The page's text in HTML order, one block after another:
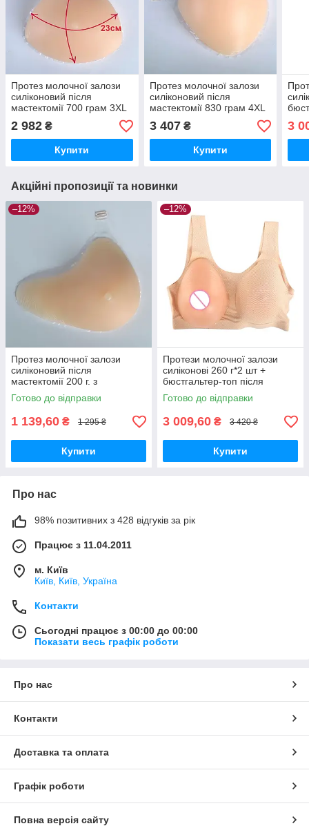
Протез молочної залози
силіконовий після
мастектомії 700 грам 3XL
18*15,5*9 чашка Е
2 982 ₴
Купити
Протез молочної залози
силіконовий після
мастектомії 830 грам 4XL
19*17*8 чашка ЇЇ
3 407₴
Купити
3
Акційні пропозиції та новинки
–12%
Протез молочної залози
силіконовий після
мастектомії 200 г. з
подовженням до пахви права
Готово до відправки
1 139,60 ₴ 1 295 ₴
Купити
–12%
Протези молочної залози
силіконові 260 г*2 шт +
бюстгальтер-топ після
мастектомії S чашка А/B
Готово до відправки
3 009,60 ₴ 3 420 ₴
Купити
Про нас
98% позитивних з 428 відгуків за рік
Працює з 11.04.2011
м. Київ
Київ, Київ, Україна
Контакти
Сьогодні працює з 00:00 до 00:00
Показати весь графік роботи
Про нас
Контакти
Доставка та оплата
Графік роботи
Повна версія сайту